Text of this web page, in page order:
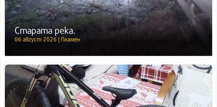
Старата река.
06 август 2026 | Пламен